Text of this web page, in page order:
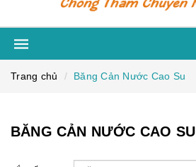
Trang chủ Băng Cản Nước Cao Su
BĂNG CẢN NƯỚC CAO SU